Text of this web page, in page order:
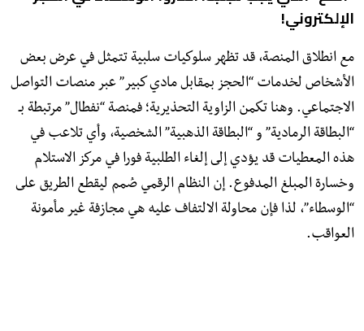
الإلكتروني!
​مع انطلاق المنصة، قد تظهر سلوكيات سلبية تتمثل في عرض بعض
الأشخاص لخدمات “الحجز بمقابل مادي كبير” عبر منصات التواصل
الاجتماعي. وهنا تكمن الزاوية التحذيرية؛ فمنصة “نفطال” مرتبطة بـ
“البطاقة الرمادية” و “البطاقة الذهبية” الشخصية، وأي تلاعب في
هذه المعطيات قد يؤدي إلى إلغاء الطلبية فورا في مركز الاستلام
وخسارة المبلغ المدفوع. إن النظام الرقمي صُمم ليقطع الطريق على
“الوسطاء”، لذا فإن محاولة الالتفاف عليه هي مجازفة غير مأمونة
العواقب.